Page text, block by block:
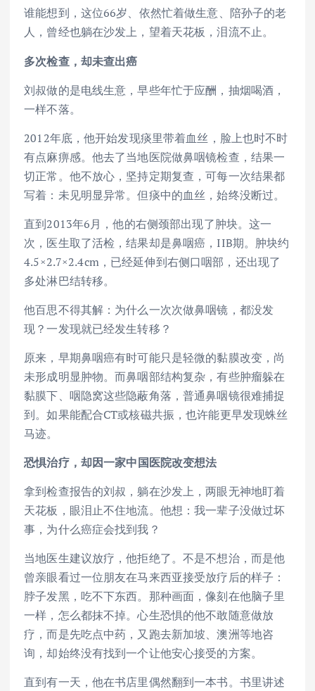
谁能想到，这位66岁、依然忙着做生意、陪孙子的老
人，曾经也躺在沙发上，望着天花板，泪流不止。
多次检查， 却未查出癌
刘叔做的是电线生意，早些年忙于应酬，抽烟喝酒，
一样不落。
2012年底，他开始发现痰里带着血丝，脸上也时不时
有点麻痹感。他去了当地医院做鼻咽镜检查，结果一
切正常。他不放心，坚持定期复查，可每一次结果都
写着：未见明显异常。但痰中的血丝，始终没断过。
直到2013年6月，他的右侧颈部出现了肿块。这一
次，医生取了活检，结果却是鼻咽癌，IIB期。肿块约
4.5×2.7×2.4cm，已经延伸到右侧口咽部，还出现了
多处淋巴结转移。
他百思不得其解：为什么一次次做鼻咽镜，都没发
现？一发现就已经发生转移？
原来，早期鼻咽癌有时可能只是轻微的黏膜改变，尚
未形成明显肿物。而鼻咽部结构复杂，有些肿瘤躲在
黏膜下、咽隐窝这些隐蔽角落，普通鼻咽镜很难捕捉
到。如果能配合CT或核磁共振，也许能更早发现蛛丝
马迹。
恐惧治疗， 却因一家中国医院改变想法
拿到检查报告的刘叔，躺在沙发上，两眼无神地盯着
天花板，眼泪止不住地流。他想：我一辈子没做过坏
事，为什么癌症会找到我？
当地医生建议放疗，他拒绝了。不是不想治，而是他
曾亲眼看过一位朋友在马来西亚接受放疗后的样子：
脖子发黑，吃不下东西。那种画面，像刻在他脑子里
一样，怎么都抹不掉。心生恐惧的他不敢随意做放
疗，而是先吃点中药，又跑去新加坡、澳洲等地咨
询，却始终没有找到一个让他安心接受的方案。
直到有一天，他在书店里偶然翻到一本书。书里讲述